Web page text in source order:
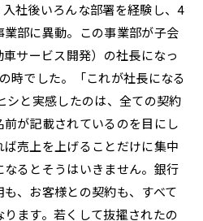
社後いろんな部署を経験し、4
部に異動。この事業部が子会
サービス開発）の社長になっ
時でした。「これが社長になる
シと実感したのは、全ての契約
が記載されているのを目にし
売上を上げることだけに集中
るとそうはいきません。銀行
、お客様との契約も、すべて
ます。若くして抜擢されたの